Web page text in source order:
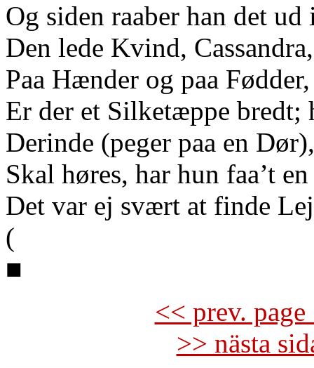
Og siden raaber han det
Den lede Kvind,
Paa Hænder og paa
Er der et Silketæppe bredt;
Derinde (peger paa en
Skal høres, har hun faa’t
Det var ej svært at finde
(
■
<< prev.
>> nästa